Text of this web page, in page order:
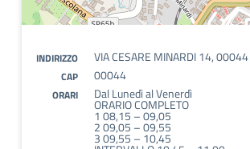
INDIRIZZO VIA CESARE MINARDI 14, 00044
CAP 00044
ORARI Dal Lunedì al Venerdì
ORARIO COMPLETO
1 08,15 – 09,05
2 09,05 – 09,55
3 09,55 – 10,45